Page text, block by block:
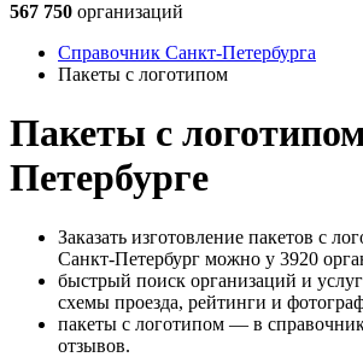
567 750 организаций
Справочник Санкт-Петербурга
Пакеты с логотипом
Пакеты с
Петербурге
Заказать изготовление пакетов с
Санкт-Петербург можно у 3920
быстрый поиск организаций и
схемы проезда, рейтинги и
пакеты с логотипом — в
отзывов.